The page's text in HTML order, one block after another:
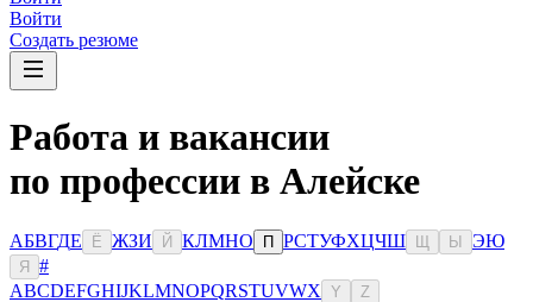
Войти
Создать резюме
Работа и вакансии
по профессии в Алейске
АБВГДЕ Ё ЖЗИ Й КЛМНО П РСТУФХЦЧШ Ы ЭЮ
Я
#
ABCDEFGHIJKLMNOPQRSTUVWX Y Z